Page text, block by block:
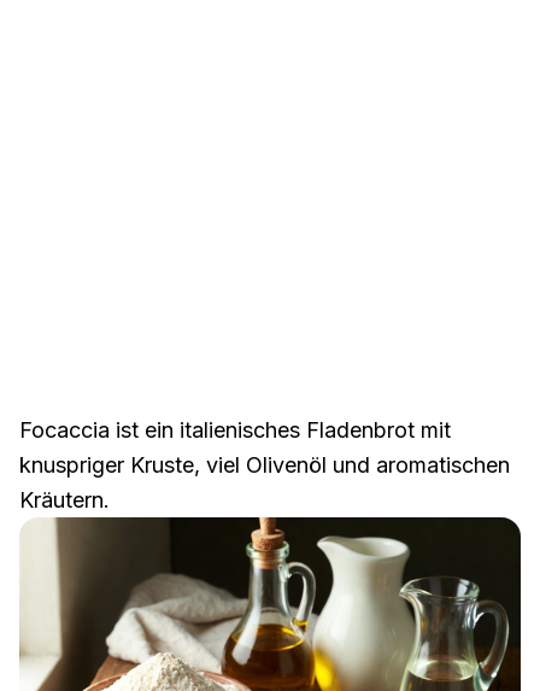
Focaccia ist ein italienisches Fladenbrot mit
knuspriger Kruste, viel Olivenöl und aromatischen
Kräutern.